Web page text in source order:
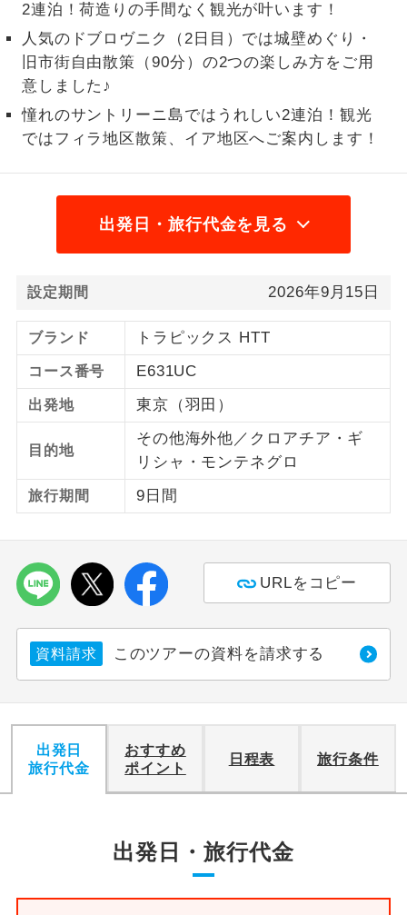
2連泊！荷造りの手間なく観光が叶います！
人気のドブロヴニク（2日目）では城壁めぐり・
旧市街自由散策（90分）の2つの楽しみ方をご用
意しました♪
憧れのサントリーニ島ではうれしい2連泊！観光
ではフィラ地区散策、イア地区へご案内します！
出発日・旅行代金を見る
設定期間 2026年9月15日
ブランド トラピックス HTT
コース番号 E631UC
出発地 東京（羽田）
目的地
その他海外他／クロアチア・ギ
リシャ・モンテネグロ
旅行期間 9日間
URLをコピー
資料請求 このツアーの資料を請求する
出発日
旅行代金
おすすめ
ポイント
日程表 旅行条件
出発日・旅行代金
熊本県 阿蘇くまもと空港 27,500
大分県 大分空港 37,500
宮崎県
鹿児島県 鹿児島空港 27,500円
沖縄県 那覇空港 37,500 円
北海道 旭川空港
青森県 青森空港
青森県 三沢空港
秋田空港 27,500円
松山空港
熊本県 阿蘇くまもと空港
宮崎県 宮崎空港 27,500円
鹿児島県 鹿児島空港 27,500
沖縄県 那覇空港 37,500円
2名様催行
す。
おひとり様参
加限定
1名様1室同代
1名様1室利用でも追加料金がかからない
ご夫婦限定
す。
年齢制限あり
ご参加にあたり年齢に制限があるコース
です。
航空会社指定
利用航空会社が指定なので、ご出発の計
画にとても便利です。
ホテル指定
ご紹介するホテルを指定したコースで
す。